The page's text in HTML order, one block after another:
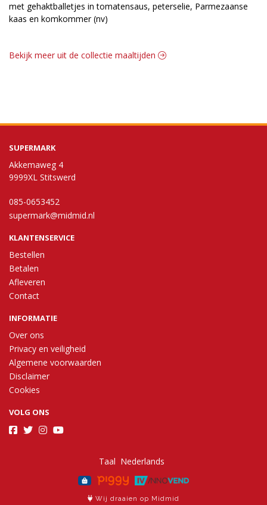
met gehaktballetjes in tomatensaus, peterselie, Parmezaanse
kaas en komkommer (nv)
Bekijk meer uit de collectie maaltijden
SUPERMARK
Akkemaweg 4
9999XL Stitswerd
085-0653452
supermark@midmid.nl
KLANTENSERVICE
Bestellen
Betalen
Afleveren
Contact
INFORMATIE
Over ons
Privacy en veiligheid
Algemene voorwaarden
Disclaimer
Cookies
VOLG ONS
Taal
Wij draaien op Midmid